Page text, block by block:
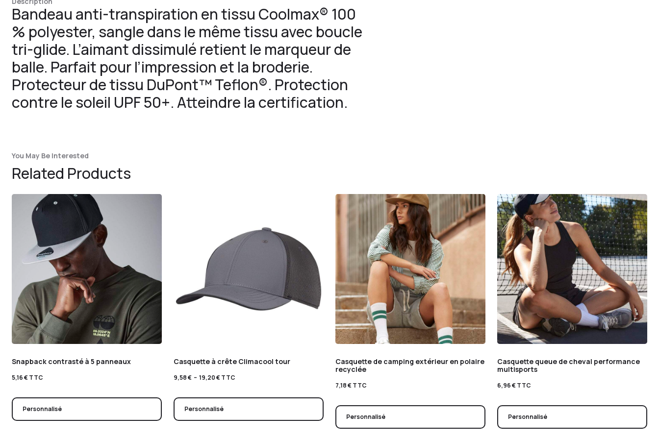
Bandeau anti-transpiration en tissu Coolmax® 100
% polyester, sangle dans le même tissu avec boucle
tri-glide. L’aimant dissimulé retient le marqueur de
balle. Parfait pour l’impression et la broderie.
Protecteur de tissu DuPont™ Teflon®. Protection
contre le soleil UPF 50+. Atteindre la certification.
You May Be Interested
Related Products
Snapback contrasté à 5 panneaux
5,16€TTC
Personnalisé
Casquette à crête Climacool tour
9,58€ – 19,20€TTC
Personnalisé
Casquette de camping extérieur en polaire
recyclée
7,18€TTC
Personnalisé
Casquette queue de cheval performance
multisports
6,96€TTC
Personnalisé